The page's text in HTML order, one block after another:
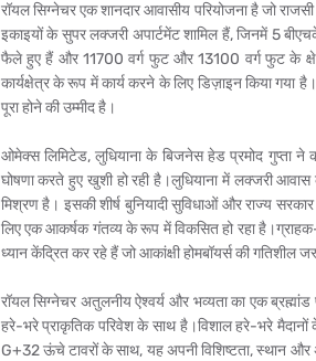
रॉयल सिग्नेचर एक शानदार आवासीय परियोजना है जो
इकाइयों के सुपर लक्जरी अपार्टमेंट शामिल हैं, जिनमें 5
फैले हुए हैं और 11700 वर्ग फुट और 13100 वर्ग फुट के
कार्यक्षेत्र के रूप में कार्य करने के लिए डिज़ाइन किया
पूरा होने की उम्मीद है।
ओमेक्स लिमिटेड, लुधियाना के बिजनेस हेड प्रमोद गुप्ता ने
घोषणा करते हुए खुशी हो रही है।लुधियाना में लक्जरी
मिश्रण है। इसकी शीर्ष बुनियादी सुविधाओं और राज्य सरकार
लिए एक आकर्षक गंतव्य के रूप में विकसित हो रहा
ध्यान केंद्रित कर रहे हैं जो आकांक्षी होमबॉयर्स की
रॉयल सिग्नेचर अतुलनीय ऐश्वर्य और भव्यता का एक
हरे-भरे प्राकृतिक परिवेश के साथ है।विशाल हरे-भरे
G+32 ऊंचे टावरों के साथ, यह अपनी विशिष्टता, स्थान